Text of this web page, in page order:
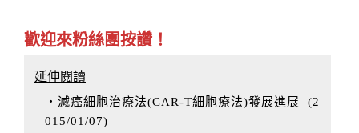
歡迎來粉絲團按讚！
延伸閱讀
‧滅癌細胞治療法(CAR-T細胞療法)發展進展 (2
015/01/07)